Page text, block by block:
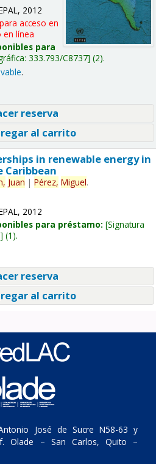
2012
acceso en
en línea
para
333.793/C8737 (2).
.
reserva
al carrito
in renewable energy in
Caribbean
Juan | Pérez, Miguel.
2012
para préstamo: Signatura
(1).
reserva
al carrito
José de Sucre N58-63 y
Olade – San Carlos, Quito –